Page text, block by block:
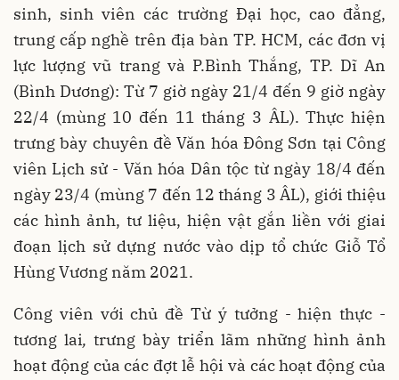
sinh, sinh viên các trường Đại học, cao đẳng,
trung cấp nghề trên địa bàn TP. HCM, các đơn vị
lực lượng vũ trang và P.Bình Thắng, TP. Dĩ An
(Bình Dương): Từ 7 giờ ngày 21/4 đến 9 giờ ngày
22/4 (mùng 10 đến 11 tháng 3 ÂL). Thực hiện
trưng bày chuyên đề Văn hóa Đông Sơn tại Công
viên Lịch sử - Văn hóa Dân tộc từ ngày 18/4 đến
ngày 23/4 (mùng 7 đến 12 tháng 3 ÂL), giới thiệu
các hình ảnh, tư liệu, hiện vật gắn liền với giai
đoạn lịch sử dựng nước vào dịp tổ chức Giỗ Tổ
Hùng Vương năm 2021.
Công viên với chủ đề Từ ý tưởng - hiện thực -
tương lai, trưng bày triển lãm những hình ảnh
hoạt động của các đợt lễ hội và các hoạt động của